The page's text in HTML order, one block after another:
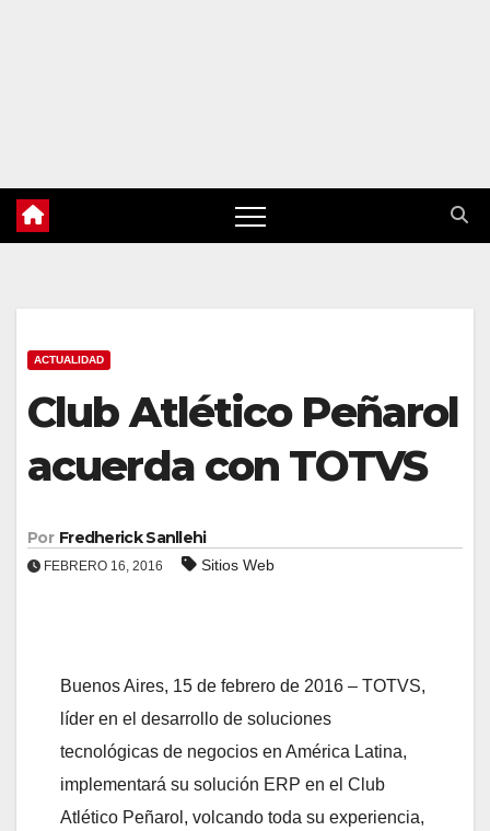
ACTUALIDAD
Club Atlético Peñarol
acuerda con TOTVS
Por Fredherick Sanllehi
FEBRERO 16, 2016 Sitios Web
Buenos Aires, 15 de febrero de 2016 – TOTVS,
líder en el desarrollo de soluciones
tecnológicas de negocios en América Latina,
implementará su solución ERP en el Club
Atlético Peñarol, volcando toda su experiencia,